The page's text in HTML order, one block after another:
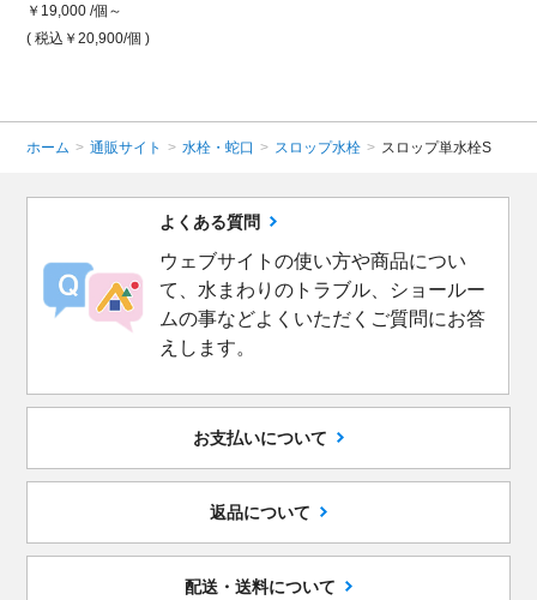
￥19,000 /個～
( 税込￥20,900/個 )
ホーム > 通販サイト > 水栓・蛇口 > スロップ水栓 > スロップ単水栓S
よくある質問
ウェブサイトの使い方や商品につい
て、水まわりのトラブル、ショールー
ムの事などよくいただくご質問にお答
えします。
お支払いについて
返品について
配送・送料について